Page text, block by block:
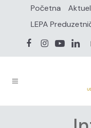
Početna
LEPA